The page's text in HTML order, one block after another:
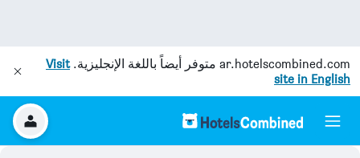
ar.hotelscombined.com متوفر أيضاً باللغة الإنجليزية.Visit
site in English